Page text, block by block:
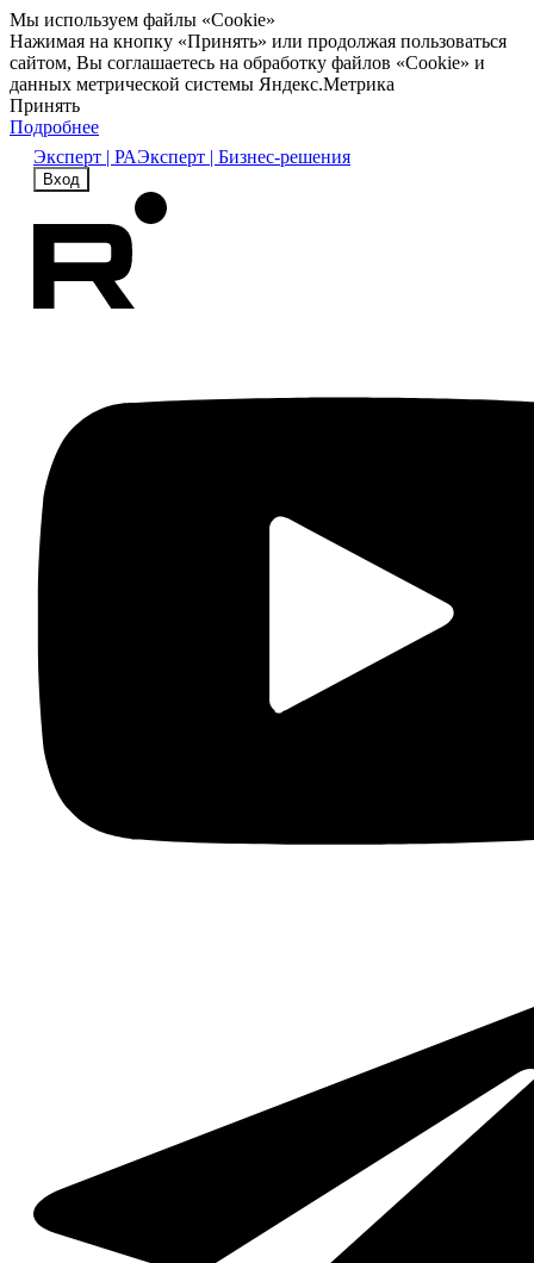
Мы используем файлы «Cookie»
Нажимая на кнопку «Принять» или продолжая пользоваться
сайтом, Вы соглашаетесь на обработку файлов «Cookie» и
данных метрической системы Яндекс.Метрика
Принять
Подробнее
Эксперт | РАЭксперт | Бизнес-решения
Вход